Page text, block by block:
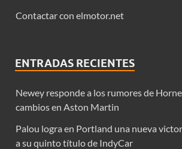
Contactar con elmotor.net
ENTRADAS RECIENTES
Newey responde a los rumores de
cambios en Aston Martin
Palou logra en Portland una nueva
a su quinto título de IndyCar